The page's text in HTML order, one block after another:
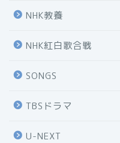
NHK教養
NHK紅白歌合戦
SONGS
TBSドラマ
U-NEXT